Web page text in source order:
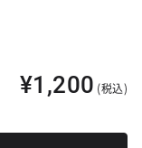
¥1,200 (税込)